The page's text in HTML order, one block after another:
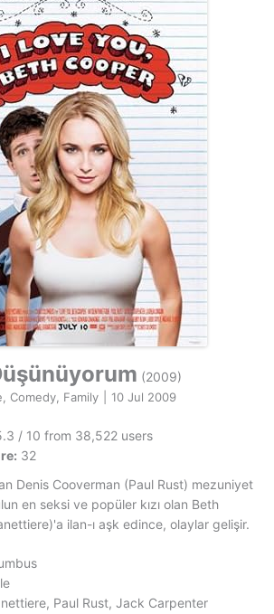
(2009)
Comedy, Family 10 Jul 2009
/ 10 from 38,522 users
32
Denis Cooverman (Paul Rust) mezuniyet
en seksi ve popüler kızı olan Beth
ilan-ı aşk edince, olaylar gelişir.
Paul Rust, Jack Carpenter